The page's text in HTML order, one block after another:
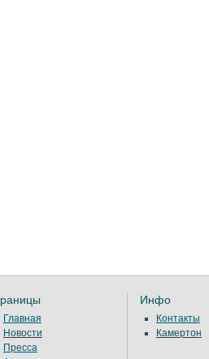
Главная
Новости
Пресса
Инфо
Контакты
Камертон